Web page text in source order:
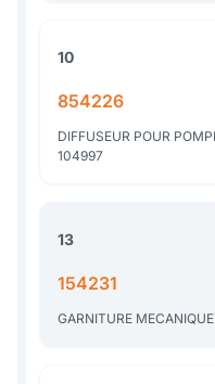
10
854226
DIFFUSEUR POUR
104997
13
154231
GARNITURE